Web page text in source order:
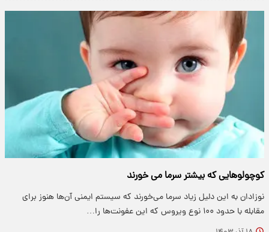
کوچولوهایی که بیشتر سرما می خورند
نوزادان به این دلیل زیاد سرما می‌خورند که سیستم ایمنی آن‌ها هنوز برای
مقابله با حدود ۱۰۰ نوع ویروس که این عفونت‌ها را…